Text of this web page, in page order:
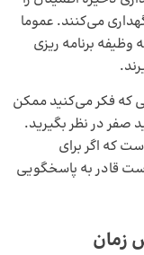
می‌کنند. عموما
وظیفه برنامه‌ ریزی
که فکر می‌کنید ممکن
صفر در نظر بگیرید.
که اگر برای
قادر به پاسخگویی
زمان